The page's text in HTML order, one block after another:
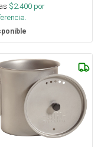
$2.400 por